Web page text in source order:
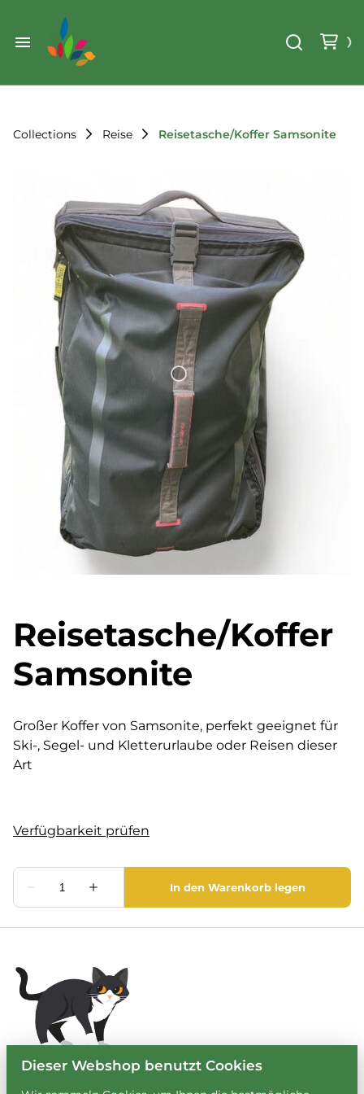
Start
Sortiment
Weihnachten
Werkzeug & Renovierung
Der Verein
Der Verein
Unsere Ziele
Kontakt
Collections Reise Reisetasche/Koffer Samsonite
Reisetasche/Koffer
Samsonite
Großer Koffer von Samsonite, perfekt geeignet für
Ski-, Segel- und Kletterurlaube oder Reisen dieser
Art
Dieser Webshop benutzt Cookies